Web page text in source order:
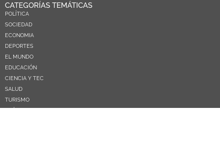
CATEGORÍAS TEMÁTICAS
POLÍTICA
SOCIEDAD
ECONOMIA
DEPORTES
EL MUNDO
EDUCACIÓN
CIENCIA Y TEC
SALUD
TURISMO